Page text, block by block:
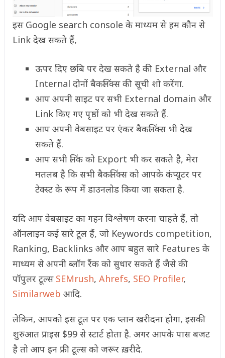
इस Google search console के माध्यम से हम कौन से
Link देख सकते हैं,
ऊपर दिए छबि पर देख सकते है की External और
Internal दोनों बैकलिंक्स की सूची शो करेंगा.
आप अपनी साइट पर सभी External domain और
Link किए गए पृष्ठों को भी देख सकते हैं.
आप अपनी वेबसाइट पर एंकर बैकलिंक्स भी देख
सकते हैं.
आप सभी लिंक को Export भी कर सकते है, मेरा
मतलब है कि सभी बैकलिंक्स को आपके कंप्यूटर पर
टेक्स्ट के रूप में डाउनलोड किया जा सकता है.
यदि आप वेबसाइट का गहन विश्लेषण करना चाहते हैं, तो
ऑनलाइन कई सारे टूल हैं, जो Keywords competition,
Ranking, Backlinks और आप बहुत सारे Features के
माध्यम से अपनी ब्लॉग रैंक को सुधार सकते हैं जैसे की
पॉपुलर टूल्स SEMrush, Ahrefs, SEO Profiler,
Similarweb आदि.
लेकिन, आपको इस टूल पर एक प्लान खरीदना होगा, इसकी
शुरुआत प्राइस $99 से स्टार्ट होता है. अगर आपके पास बजट
है तो आप इन फ्री टूल्स को जरूर ख़रीदे.